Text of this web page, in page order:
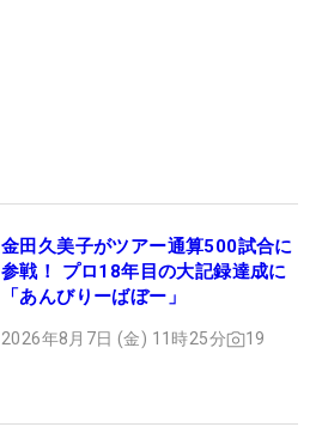
金田久美子がツアー通算500試合に
参戦！ プロ18年目の大記録達成に
「あんびりーばぼー」
2026年8月7日 (金) 11時25分 19